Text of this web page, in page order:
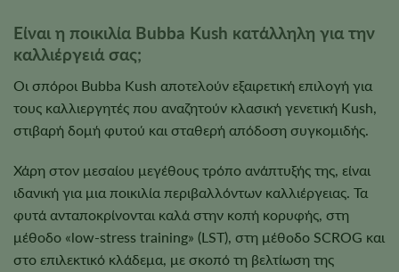
Είναι η ποικιλία Bubba Kush κατάλληλη για την
καλλιέργειά σας;
Οι σπόροι Bubba Kush αποτελούν εξαιρετική επιλογή για
τους καλλιεργητές που αναζητούν κλασική γενετική Kush,
στιβαρή δομή φυτού και σταθερή απόδοση συγκομιδής.
Χάρη στον μεσαίου μεγέθους τρόπο ανάπτυξής της, είναι
ιδανική για μια ποικιλία περιβαλλόντων καλλιέργειας. Τα
φυτά ανταποκρίνονται καλά στην κοπή κορυφής, στη
μέθοδο «low-stress training» (LST), στη μέθοδο SCROG και
στο επιλεκτικό κλάδεμα, με σκοπό τη βελτίωση της